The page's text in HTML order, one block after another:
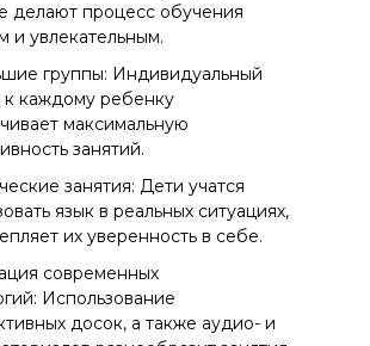
делают процесс обучения
и увлекательным.
группы: Индивидуальный
каждому ребенку
максимальную
занятий.
занятия: Дети учатся
язык в реальных ситуациях,
их уверенность в себе.
современных
Использование
досок, а также аудио- и